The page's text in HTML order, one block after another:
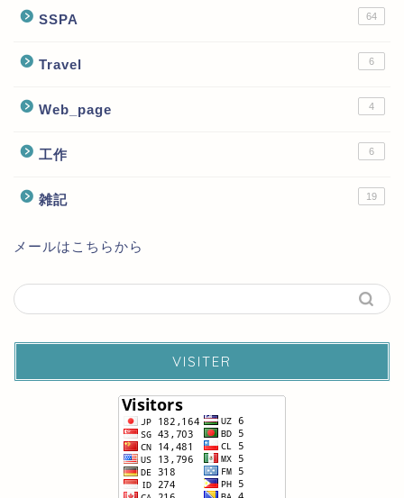
SSPA 64
Travel 6
Web_page 4
工作 6
雑記 19
メールはこちらから
VISITER